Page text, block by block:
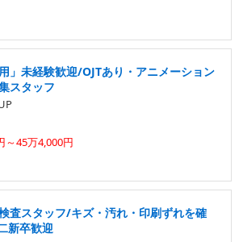
」未経験歓迎/OJTあり・アニメーション
スタッフ
～45万4,000円
査スタッフ/キズ・汚れ・印刷ずれを確
新卒歓迎